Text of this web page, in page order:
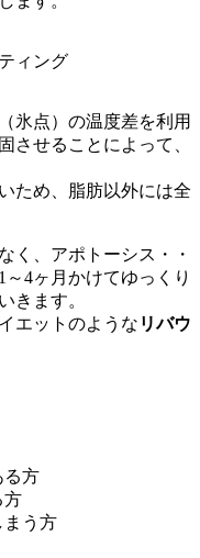
氷点）の温度差を利用
させることによって、
ため、脂肪以外には全
く、アポトーシス・・
4ヶ月かけてゆっくり
きます。
エットのような リバウ
る方
方
まう方